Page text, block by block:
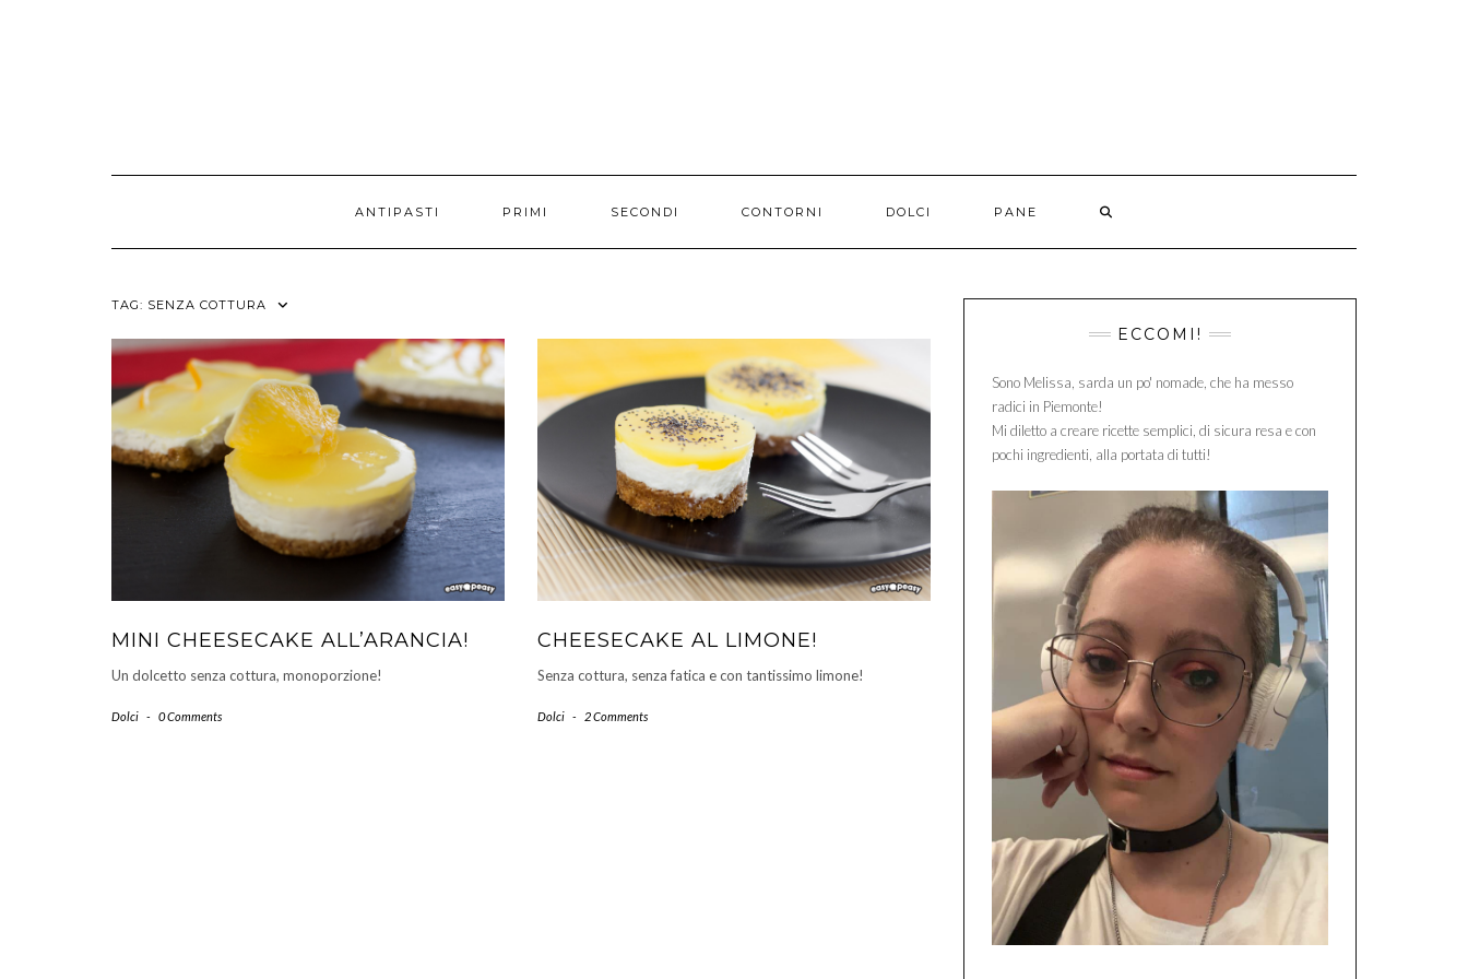
ANTIPASTI PRIMI SECONDI CONTORNI DOLCI PANE
TAG: SENZA COTTURA
MINI CHEESECAKE ALL’ARANCIA!
Un dolcetto senza cottura, monoporzione!
Dolci - 0 Comments
CHEESECAKE AL LIMONE!
Senza cottura, senza fatica e con tantissimo limone!
Dolci - 2 Comments
ECCOMI!
Sono Melissa, sarda un po' nomade, che ha messo
radici in Piemonte!
Mi diletto a creare ricette semplici, di sicura resa e con
pochi ingredienti, alla portata di tutti!